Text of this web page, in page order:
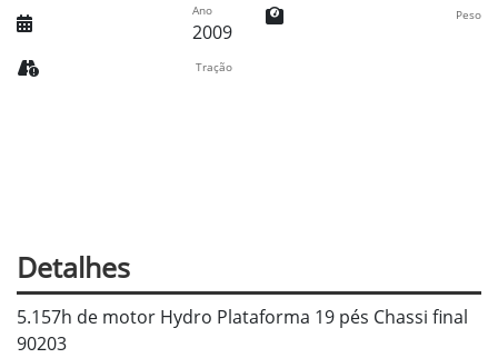
Ano
2009
Peso
Tração
Detalhes
5.157h de motor Hydro Plataforma 19 pés Chassi final
90203